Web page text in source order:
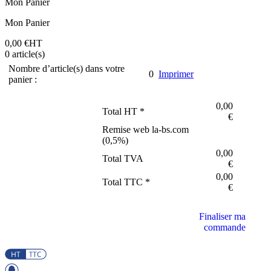
Mon Panier
Mon Panier
0,00 €HT
0 article(s)
Nombre d’article(s) dans votre
panier :
0 Imprimer
Total HT *
0,00
€
Remise web la-bs.com
(0,5%)
Total TVA
0,00
€
Total TTC *
0,00
€
Finaliser ma
commande